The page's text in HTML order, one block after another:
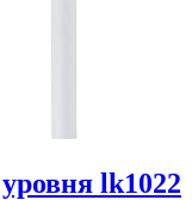
lk1022